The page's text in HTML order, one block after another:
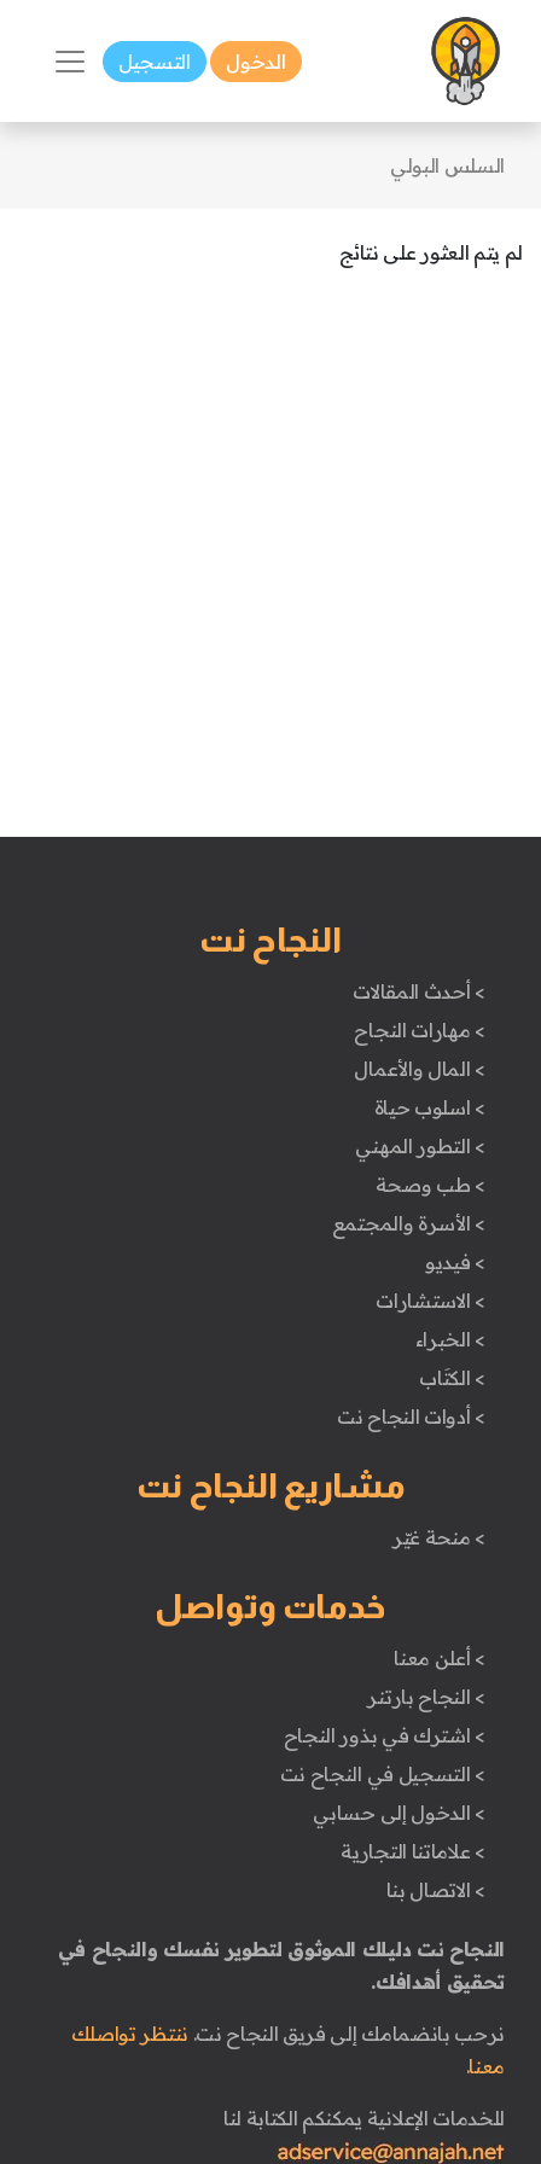
الدخول التسجيل
السلس البولي
لم يتم العثور على نتائج
النجاح نت
> أحدث المقالات
> مهارات النجاح
> المال والأعمال
> اسلوب حياة
> التطور المهني
> طب وصحة
> الأسرة والمجتمع
> فيديو
> الاستشارات
> الخبراء
> الكتَاب
> أدوات النجاح نت
مشاريع النجاح نت
> منحة غيّر
خدمات وتواصل
> أعلن معنا
> النجاح بارتنر
> اشترك في بذور النجاح
> التسجيل في النجاح نت
> الدخول إلى حسابي
> علاماتنا التجارية
> الاتصال بنا
النجاح نت دليلك الموثوق لتطوير نفسك والنجاح في
تحقيق أهدافك.
نرحب بانضمامك إلى فريق النجاح نت. ننتظر تواصلك
معنا.
للخدمات الإعلانية يمكنكم الكتابة لنا